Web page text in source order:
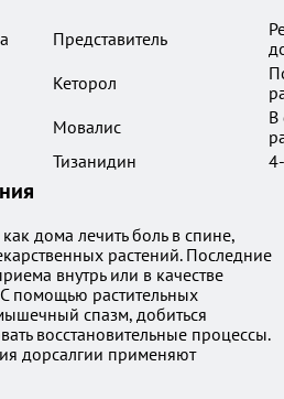
Представитель
Кеторол
Мовалис
В
Тизанидин
дома лечить боль в спине,
растений. Последние
внутрь или в качестве
С помощью растительных
спазм, добиться
восстановительные процессы.
дорсалгии применяют